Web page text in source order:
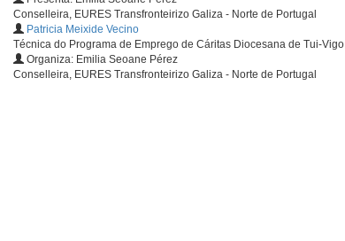
Conselleira, EURES Transfronteirizo Galiza - Norte de Portugal
Patricia Meixide Vecino
Técnica do Programa de Emprego de Cáritas Diocesana de Tui-Vigo
Organiza: Emilia Seoane Pérez
Conselleira, EURES Transfronteirizo Galiza - Norte de Portugal